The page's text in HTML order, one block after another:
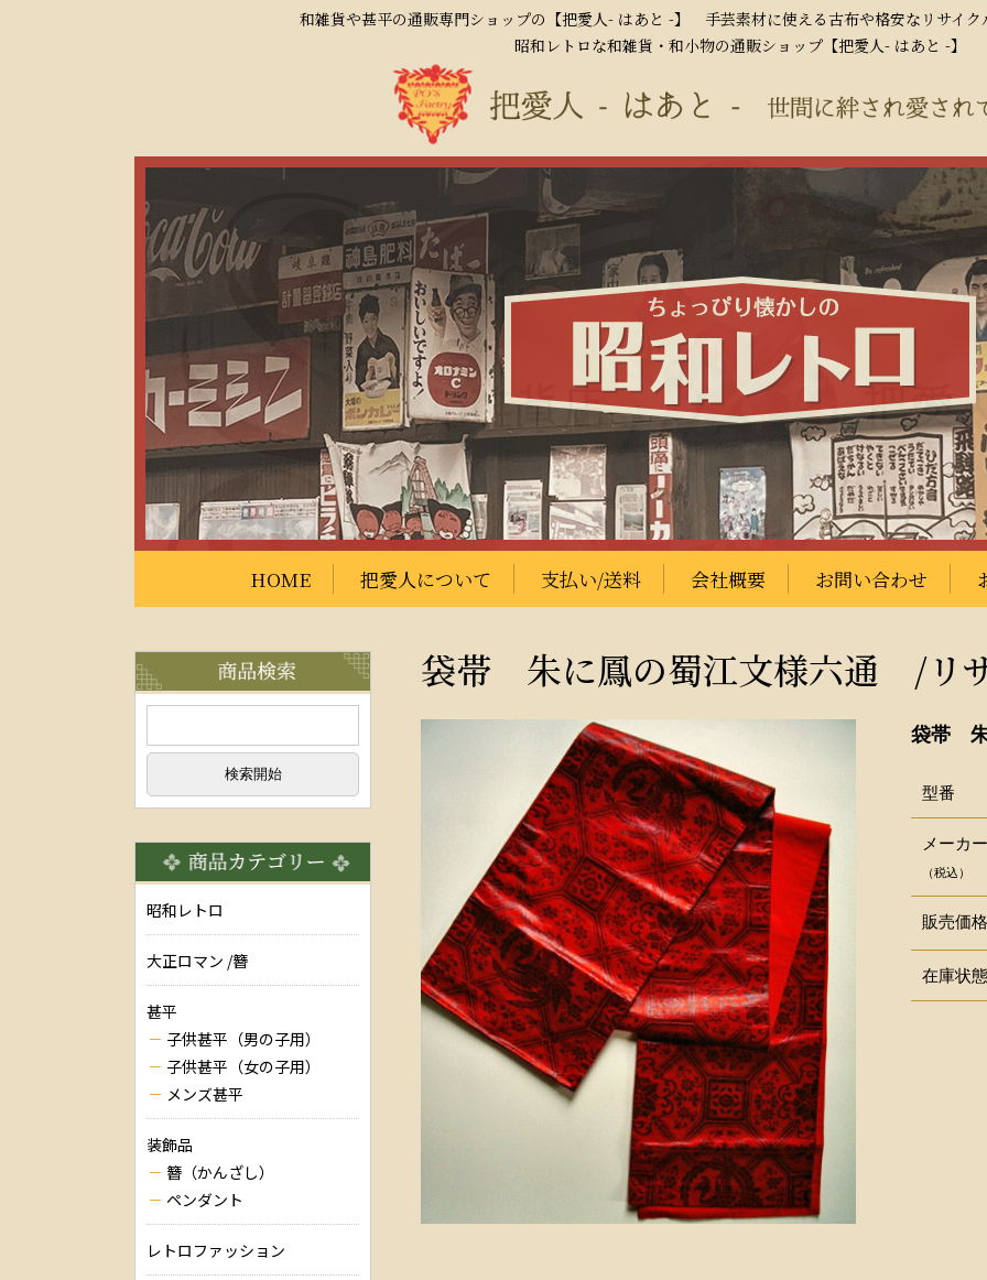
和雑貨や甚平の通販専門ショップの【把愛人- はあと -】 手芸素材に使える古布や格安なリサイク
昭和レトロな和雑貨・和小物の通販ショップ【把愛人- はあと -】
HOME 把愛人について 支払い/送料 会社概要 お問い合わせ
袋帯 朱に鳳の蜀江文様六通 /リ
袋帯 朱
型番
メーカ
（税込）
販売価
在庫状
昭和レトロ
大正ロマン /簪
甚平
子供甚平（男の子用）
子供甚平（女の子用）
メンズ甚平
装飾品
簪（かんざし）
ペンダント
レトロファッション